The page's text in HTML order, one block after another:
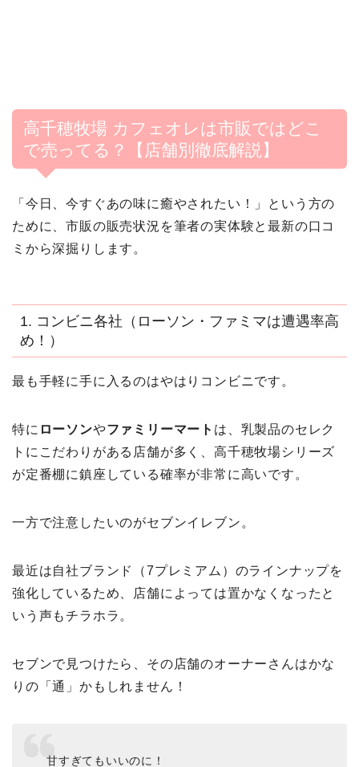
高千穂牧場 カフェオレは市販ではどこ
で売ってる？【店舗別徹底解説】
「今日、今すぐあの味に癒やされたい！」という方の
ために、市販の販売状況を筆者の実体験と最新の口コ
ミから深掘りします。
1. コンビニ各社（ローソン・ファミマは遭遇率高
め！）
最も手軽に手に入るのはやはりコンビニです。
特に ローソンやファミリーマート は、乳製品のセレク
トにこだわりがある店舗が多く、高千穂牧場シリーズ
が定番棚に鎮座している確率が非常に高いです。
一方で注意したいのがセブンイレブン。
最近は自社ブランド（7プレミアム）のラインナップを
強化しているため、店舗によっては置かなくなったと
いう声もチラホラ。
セブンで見つけたら、その店舗のオーナーさんはかな
りの「通」かもしれません！
甘すぎてもいいのに！